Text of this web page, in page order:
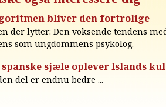
bliver den fortrolige
der lytter: Den voksende tendens
som ungdommens psykolog.
spanske sjæle oplever Islands
del er endnu bedre ...